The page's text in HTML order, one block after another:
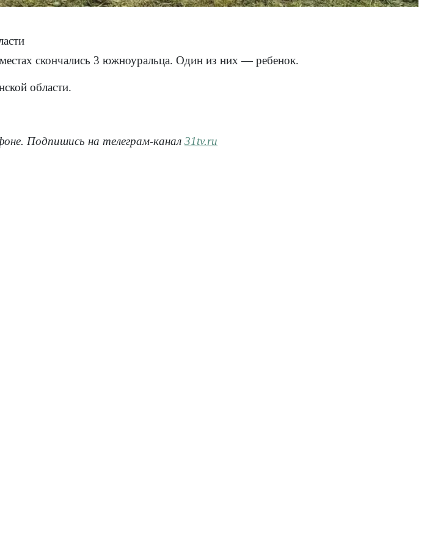
скончались 3 южноуральца. Один из них — ребенок.
области.
Подпишись на телеграм-канал31tv.ru